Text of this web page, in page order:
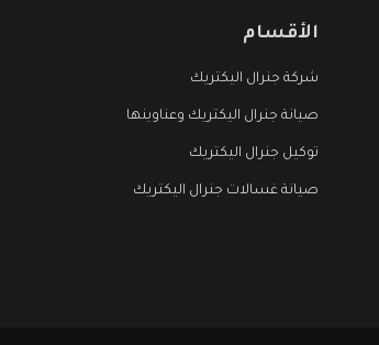
الأقسام
شركة جنرال اليكتريك
صيانة جنرال اليكتريك وعناوينها
توكيل جنرال اليكتريك
صيانة غسالات جنرال اليكتريك